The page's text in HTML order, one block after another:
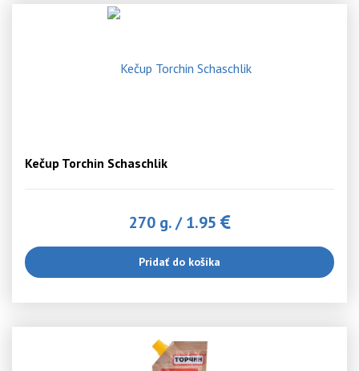
Kečup Torchin Schaschlik
270 g./1.95
Pridať do košíka